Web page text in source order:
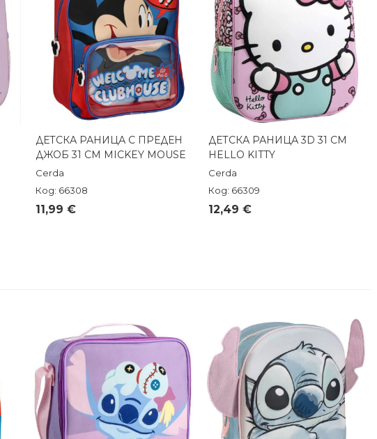
Бърз преглед
ДЕТСКА РАНИЦА С ПРЕДЕН
ДЖОБ 31 СМ MICKEY MOUSE
Cerda
Код: 66308
11,99 €
Бърз преглед
ДЕТСКА РАНИЦА 3D 31 СМ
HELLO KITTY
Cerda
Код: 66309
12,49 €